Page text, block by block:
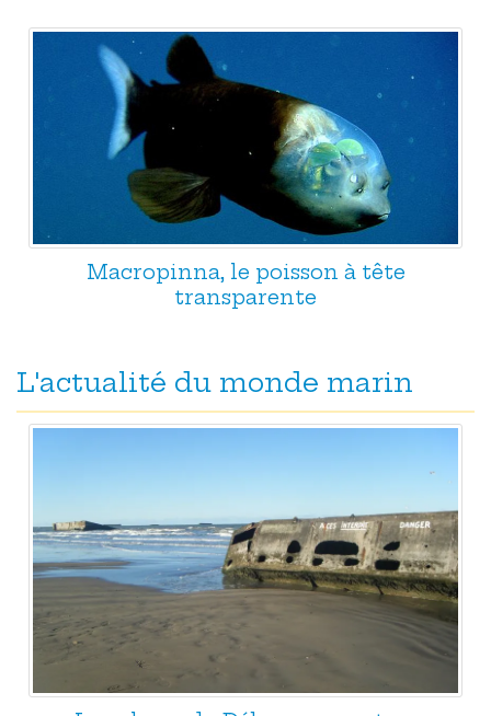
Macropinna, le poisson à tête
transparente
L'actualité du monde marin